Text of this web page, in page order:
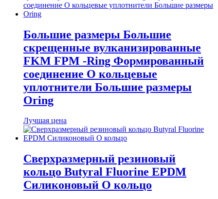
Большие размеры Большие
скрещенные вулканизированные
FKM FPM -Ring Формированный
соединение O кольцевые
уплотнители Большие размеры
Oring
Лучшая цена
Сверхразмерный резиновый
кольцо Butyral Fluorine EPDM
Силиконовый O кольцо